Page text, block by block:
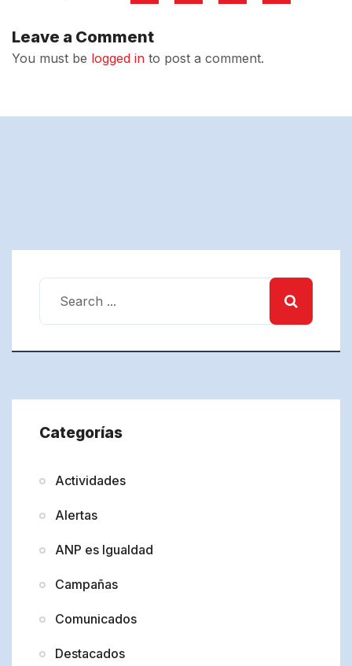
Leave a Comment
You must be logged in to post a comment.
Categorías
Actividades
Alertas
ANP es Igualdad
Campañas
Comunicados
Destacados